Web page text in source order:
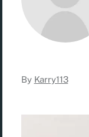
By Karry113